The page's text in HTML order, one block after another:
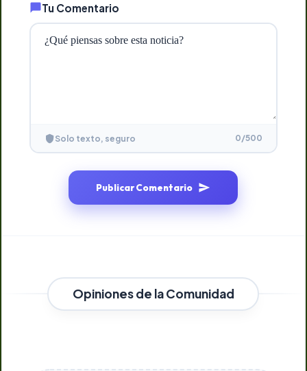
Tu Comentario
Solo texto, seguro 0/500
Publicar Comentario
Opiniones de la Comunidad